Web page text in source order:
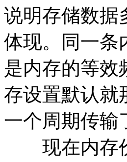
说明存储数据
体现。同一条
是内存的等效
存设置默认就
一个周期传输
现在内存价